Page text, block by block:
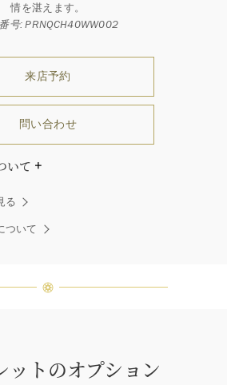
情を湛えます。
号: PRNQCH40WW002
来店予約
問い合わせ
いて
」創始者ハリー・ウィン
う語りました。ハリー・
ンによって厳選された最
する天然の素材であるた
下さい。
る
ついて
ットのオプション